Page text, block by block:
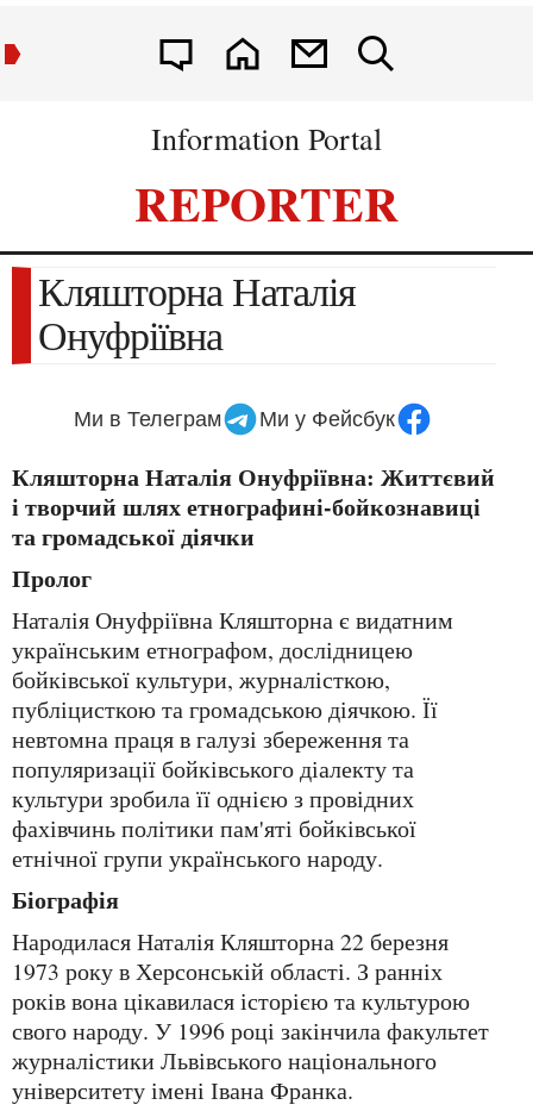
Information Portal
REPORTER
Кляшторна Наталія
Онуфріївна
Ми в Телеграм Ми у Фейсбук
Кляшторна Наталія Онуфріївна: Життєвий
і творчий шлях етнографині-бойкознавиці
та громадської діячки
Пролог
Наталія Онуфріївна Кляшторна є видатним
українським етнографом, дослідницею
бойківської культури, журналісткою,
публіцисткою та громадською діячкою. Її
невтомна праця в галузі збереження та
популяризації бойківського діалекту та
культури зробила її однією з провідних
фахівчинь політики пам'яті бойківської
етнічної групи українського народу.
Біографія
Народилася Наталія Кляшторна 22 березня
1973 року в Херсонській області. З ранніх
років вона цікавилася історією та культурою
свого народу. У 1996 році закінчила факультет
журналістики Львівського національного
університету імені Івана Франка.